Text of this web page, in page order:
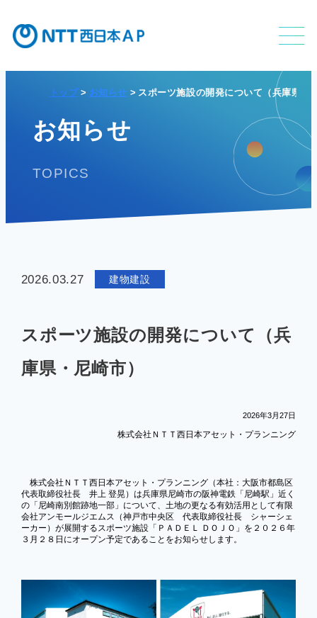
会社案内PDF
APの特長
企業情報
お知らせ
TOPICS
トップ お知らせ スポーツ施設の開発について（兵庫県・
2026.03.27 建物建設
スポーツ施設の開発について（兵
庫県・尼崎市）
2026年3月27日
株式会社ＮＴＴ西日本アセット・プランニング
株式会社ＮＴＴ西日本アセット・プランニング（本社：大阪市都島区
代表取締役社長 井上 登晃）は兵庫県尼崎市の阪神電鉄「尼崎駅」近く
の「尼崎南別館跡地一部」について、土地の更なる有効活用として有限
会社アンモールジエムス（神戸市中央区 代表取締役社長 シャーシェ
ーカー）が展開するスポーツ施設「ＰＡＤＥＬ ＤＯＪＯ」を２０２６年
３月２８日にオープン予定であることをお知らせします。